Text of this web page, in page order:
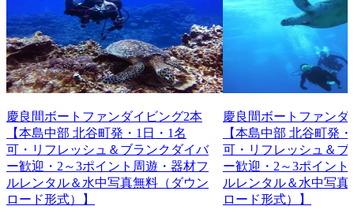
慶良間ボートファンダイビング2本
【本島中部 北谷町発・1日・1名
可・リフレッシュ＆ブランクダイバ
ー歓迎・2～3ポイント周遊・器材フ
ルレンタル＆水中写真無料（ダウン
ロード形式）】
慶良間ボートファンダ
【本島中部 北谷町発
可・リフレッシュ＆ブ
ー歓迎・2～3ポイント
ルレンタル＆水中写真
ロード形式）】